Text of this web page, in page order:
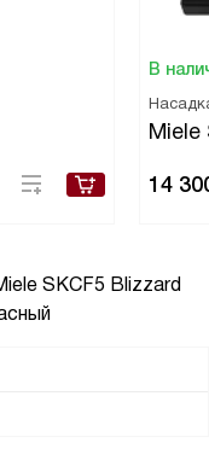
В
Miele
14
SKCF5 Blizzard